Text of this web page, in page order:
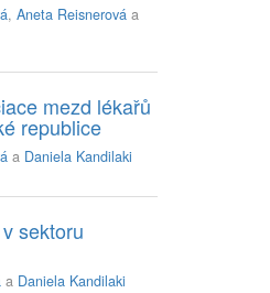
,Aneta Reisnerová a
mezd lékařů
republice
a Daniela Kandilaki
sektoru
a Daniela Kandilaki